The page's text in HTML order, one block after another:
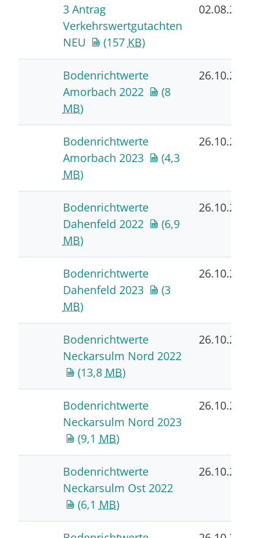
3 Antrag
Verkehrswertgutachten
NEU
(157 KB)
02.08.2023
Bodenrichtwerte
Amorbach 2022
(8
MB)
26.10.2023
Bodenrichtwerte
Amorbach 2023
(4,3
MB)
26.10.2023
Bodenrichtwerte
Dahenfeld 2022
(6,9
MB)
26.10.2023
Bodenrichtwerte
Dahenfeld 2023
(3
MB)
26.10.2023
Bodenrichtwerte
Neckarsulm Nord 2022
(13,8 MB)
26.10.2023
Bodenrichtwerte
Neckarsulm Nord 2023
(9,1 MB)
26.10.2023
Bodenrichtwerte
Neckarsulm Ost 2022
(6,1 MB)
26.10.2023